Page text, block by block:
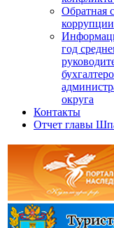
Обратная
коррупции
год
округа
Контакты
Отчет главы